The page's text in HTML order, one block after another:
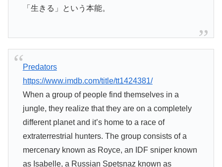
「生きる」という本能。
Predators
https://www.imdb.com/title/tt1424381/
When a group of people find themselves in a
jungle, they realize that they are on a completely
different planet and it’s home to a race of
extraterrestrial hunters. The group consists of a
mercenary known as Royce, an IDF sniper known
as Isabelle, a Russian Spetsnaz known as